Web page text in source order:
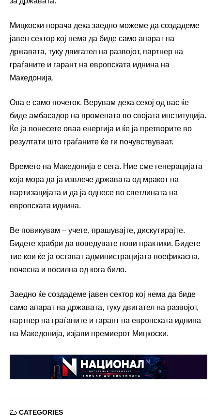
Мицкоски порача дека заедно можеме да создадеме
јавен сектор кој нема да биде само апарат на
државата, туку двигател на развојот, партнер на
граѓаните и гарант на европската иднина на
Македонија.
Ова е само почеток. Верувам дека секој од вас ќе
биде амбасадор на промената во својата институција.
Ќе ја понесете оваа енергија и ќе ја претворите во
резултати што граѓаните ќе ги почувствуваат.
Времето на Македонија е сега. Ние сме генерацијата
која мора да ја извлече државата од мракот на
партизацијата и да ја однесе во светлината на
европската иднина.
Ве повикувам – учете, прашувајте, дискутирајте.
Бидете храбри да воведувате нови практики. Бидете
тие кои ќе ја остават администрацијата поефикасна,
почесна и посилна од кога било.
Заедно ќе создадеме јавен сектор кој нема да биде
само апарат на државата, туку двигател на развојот,
партнер на граѓаните и гарант на европската иднина
на Македонија, изјави премиерот Мицкоски.
CATEGORIES